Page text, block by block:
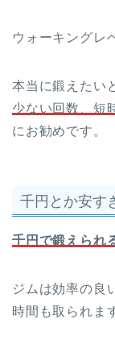
ウォーキングレ
本当に鍛えたい
少ない回数、短
にお勧めです。
千円とか安す
千円で鍛えられ
ジムは効率の良
時間も取られま